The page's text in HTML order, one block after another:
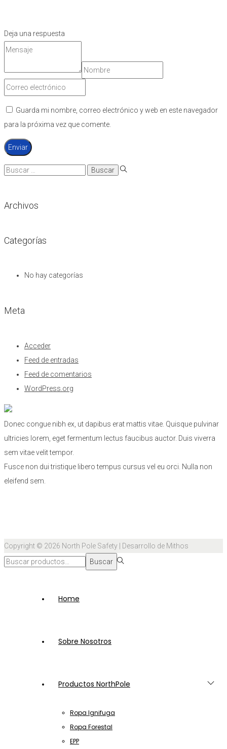
Deja una respuesta
Guarda mi nombre, correo electrónico y web en este navegador
para la próxima vez que comente.
Búsqueda
Archivos
Categorías
No hay categorías
Meta
Acceder
Feed de entradas
Feed de comentarios
WordPress.org
Donec congue nibh ex, ut dapibus erat mattis vitae. Quisque pulvinar
ultricies lorem, eget fermentum lectus faucibus auctor. Duis viverra
sem vitae velit tempor.
Fusce non dui tristique libero tempus cursus vel eu orci. Nulla non
eleifend sem.
Copyright © 2026 North Pole Safety | Desarrollo de Mithos
Búsqueda
Buscar
Home
Sobre Nosotros
Productos NorthPole
Ropa Ignifuga
Ropa Forestal
EPP